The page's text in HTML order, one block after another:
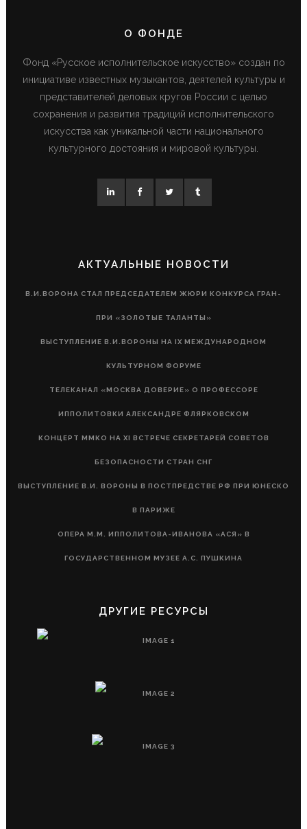
О ФОНДЕ
Фонд «Русское исполнительское искусство» создан по
инициативе известных музыкантов, деятелей культуры и
представителей деловых кругов России с целью
сохранения и развития традиций исполнительского
искусства как уникальной части национального
культурного достояния и мировой культуры.
АКТУАЛЬНЫЕ НОВОСТИ
В.И.ВОРОНА СТАЛ ПРЕДСЕДАТЕЛЕМ ЖЮРИ КОНКУРСА ГРАН-
ПРИ «ЗОЛОТЫЕ ТАЛАНТЫ»
ВЫСТУПЛЕНИЕ В.И.ВОРОНЫ НА IX МЕЖДУНАРОДНОМ
КУЛЬТУРНОМ ФОРУМЕ
ТЕЛЕКАНАЛ «МОСКВА ДОВЕРИЕ» О ПРОФЕССОРЕ
ИППОЛИТОВКИ АЛЕКСАНДРЕ ФЛЯРКОВСКОМ
КОНЦЕРТ ММКО НА XI ВСТРЕЧЕ СЕКРЕТАРЕЙ СОВЕТОВ
БЕЗОПАСНОСТИ СТРАН СНГ
ВЫСТУПЛЕНИЕ В.И. ВОРОНЫ В ПОСТПРЕДСТВЕ РФ ПРИ ЮНЕСКО
В ПАРИЖЕ
ОПЕРА М.М. ИППОЛИТОВА-ИВАНОВА «АСЯ» В
ГОСУДАРСТВЕННОМ МУЗЕЕ А.С. ПУШКИНА
ДРУГИЕ РЕСУРСЫ